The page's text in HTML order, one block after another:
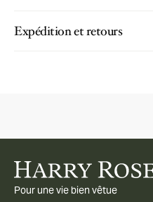
Expédition et retours
Pour une vie bien vêtue